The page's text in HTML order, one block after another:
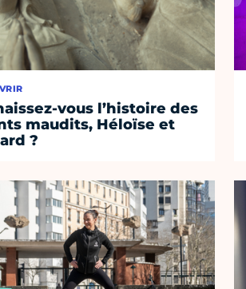
vous l’histoire des
maudits, Héloïse et
?